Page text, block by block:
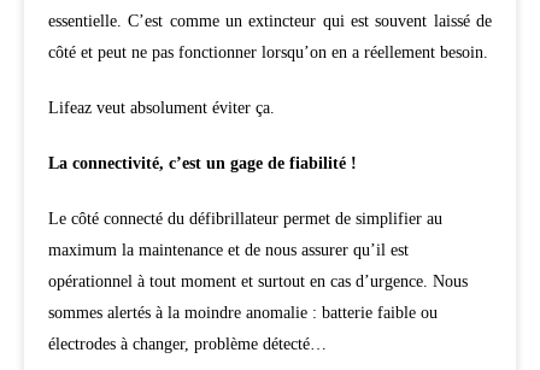
essentielle. C’est comme un extincteur qui est souvent laissé de
côté et peut ne pas fonctionner lorsqu’on en a réellement besoin.
Lifeaz veut absolument éviter ça.
La connectivité, c’est un gage de fiabilité !
Le côté connecté du défibrillateur permet de simplifier au
maximum la maintenance et de nous assurer qu’il est
opérationnel à tout moment et surtout en cas d’urgence. Nous
sommes alertés à la moindre anomalie : batterie faible ou
électrodes à changer, problème détecté…